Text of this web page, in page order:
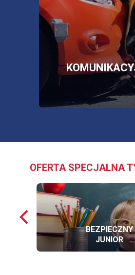
SKLEP
SIĘ
W
NOWEJ
KARCIE
OFERTA SPECJALNA
Poprzednie
loga
BEZPIECZNY
JUNIOR